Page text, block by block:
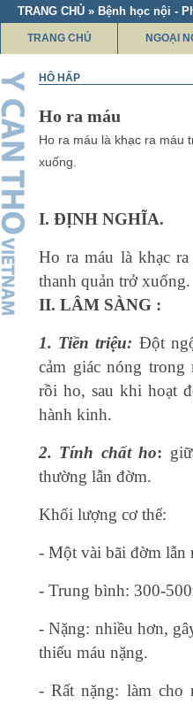
TRANG CHỦ » Bệnh học nội -
TRANG CHỦ NGOẠI
HÔ HẤP
Ho ra máu
Ho ra máu là khạc ra máu
xuống.
I. ĐỊNH NGHĨA.
Ho ra máu là khạc
thanh quản trở xuống.
II. LÂM SÀNG :
1. Tiền triệu: Đột
cảm giác nóng
rồi ho, sau khi hoạt
hành kinh.
2. Tính chất ho:
thường lẫn đờm.
Khối lượng cơ thể:
- Một vài bãi đờm lẫn
- Trung bình: 300-
- Nặng: nhiều hơn,
thiếu máu nặng.
- Rất nặng: làm cho